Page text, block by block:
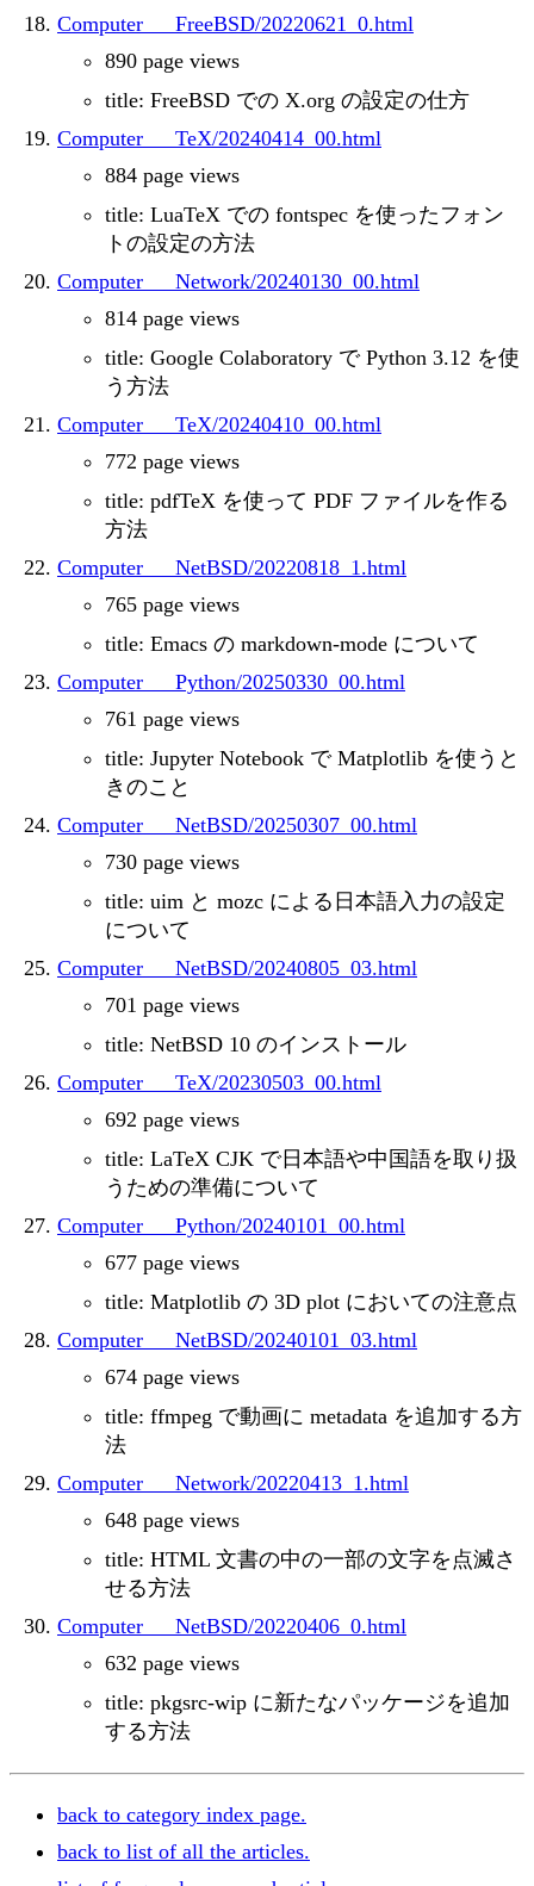
Computer___FreeBSD/20220621_0.html
890 page views
title: FreeBSD での X.org の設定の仕方
Computer___TeX/20240414_00.html
884 page views
title: LuaTeX での fontspec を使ったフォン
トの設定の方法
Computer___Network/20240130_00.html
814 page views
title: Google Colaboratory で Python 3.12 を使
う方法
Computer___TeX/20240410_00.html
772 page views
title: pdfTeX を使って PDF ファイルを作る
方法
Computer___NetBSD/20220818_1.html
765 page views
title: Emacs の markdown-mode について
Computer___Python/20250330_00.html
761 page views
title: Jupyter Notebook で Matplotlib を使うと
きのこと
Computer___NetBSD/20250307_00.html
730 page views
title: uim と mozc による日本語入力の設定
について
Computer___NetBSD/20240805_03.html
701 page views
title: NetBSD 10 のインストール
Computer___TeX/20230503_00.html
692 page views
title: LaTeX CJK で日本語や中国語を取り扱
うための準備について
Computer___Python/20240101_00.html
677 page views
title: Matplotlib の 3D plot においての注意点
Computer___NetBSD/20240101_03.html
674 page views
title: ffmpeg で動画に metadata を追加する方
法
Computer___Network/20220413_1.html
648 page views
title: HTML 文書の中の一部の文字を点滅さ
せる方法
Computer___NetBSD/20220406_0.html
632 page views
title: pkgsrc-wip に新たなパッケージを追加
する方法
back to category index page.
back to list of all the articles.